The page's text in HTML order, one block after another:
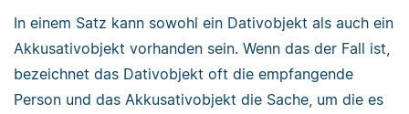
In einem Satz kann sowohl ein Dativobjekt als auch ein
Akkusativobjekt vorhanden sein. Wenn das der Fall ist,
bezeichnet das Dativobjekt oft die empfangende
Person und das Akkusativobjekt die Sache, um die es